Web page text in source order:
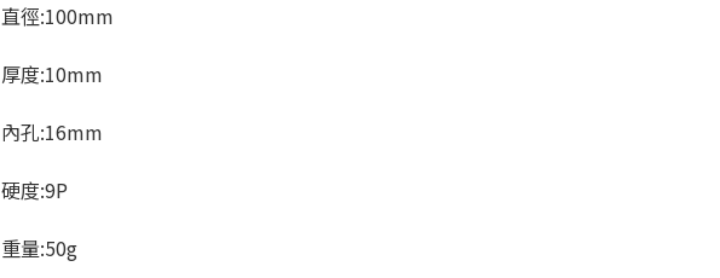
直徑:100mm
厚度:10mm
內孔:16mm
硬度:9P
重量:50g